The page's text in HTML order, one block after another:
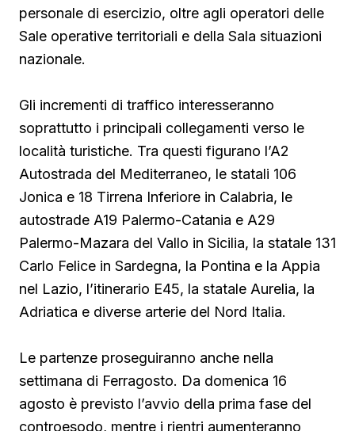
personale di esercizio, oltre agli operatori delle
Sale operative territoriali e della Sala situazioni
nazionale.
Gli incrementi di traffico interesseranno
soprattutto i principali collegamenti verso le
località turistiche. Tra questi figurano l’A2
Autostrada del Mediterraneo, le statali 106
Jonica e 18 Tirrena Inferiore in Calabria, le
autostrade A19 Palermo-Catania e A29
Palermo-Mazara del Vallo in Sicilia, la statale 131
Carlo Felice in Sardegna, la Pontina e la Appia
nel Lazio, l’itinerario E45, la statale Aurelia, la
Adriatica e diverse arterie del Nord Italia.
Le partenze proseguiranno anche nella
settimana di Ferragosto. Da domenica 16
agosto è previsto l’avvio della prima fase del
controesodo, mentre i rientri aumenteranno